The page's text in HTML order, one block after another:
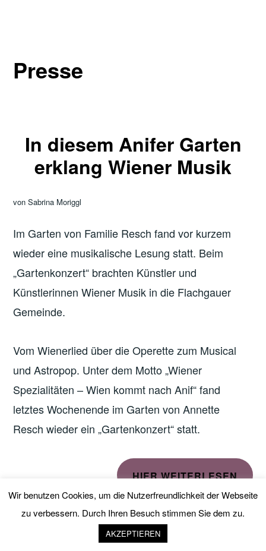
Presse
In diesem Anifer Garten
erklang Wiener Musik
von Sabrina Moriggl
Im Garten von Familie Resch fand vor kurzem
wieder eine musikalische Lesung statt. Beim
„Gartenkonzert“ brachten Künstler und
Künstlerinnen Wiener Musik in die Flachgauer
Gemeinde.
Vom Wienerlied über die Operette zum Musical
und Astropop. Unter dem Motto „Wiener
Spezialitäten – Wien kommt nach Anif“ fand
letztes Wochenende im Garten von Annette
Resch wieder ein „Gartenkonzert“ statt.
HIER WEITERLESEN
DATENSCHUTZERKLÄRUNG
Wir benutzen Cookies, um die Nutzerfreundlichkeit der Webseite
zu verbessern. Durch Ihren Besuch stimmen Sie dem zu.
AKZEPTIEREN